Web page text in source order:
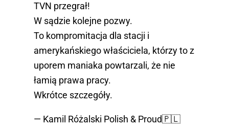
TVN przegrał!
W sądzie kolejne pozwy.
To kompromitacja dla stacji i
amerykańskiego właściciela, którzy to z
uporem maniaka powtarzali, że nie
łamią prawa pracy.
Wkrótce szczegóły.
— Kamil Różalski Polish & Proud🇵🇱